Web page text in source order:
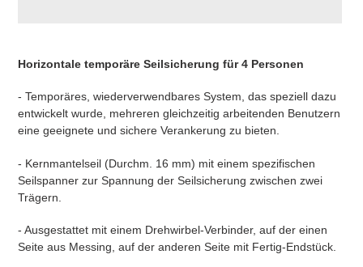
Warenkorb
hinzugefügt
Horizontale temporäre Seilsicherung für 4 Personen
- Temporäres, wiederverwendbares System, das speziell dazu
entwickelt wurde, mehreren gleichzeitig arbeitenden Benutzern
eine geeignete und sichere Verankerung zu bieten.
- Kernmantelseil (Durchm. 16 mm) mit einem spezifischen
Seilspanner zur Spannung der Seilsicherung zwischen zwei
Trägern.
- Ausgestattet mit einem Drehwirbel-Verbinder, auf der einen
Seite aus Messing, auf der anderen Seite mit Fertig-Endstück.